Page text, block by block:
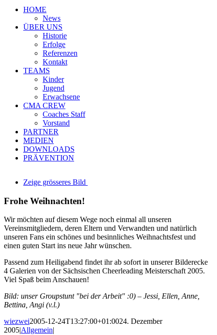
HOME
News
ÜBER UNS
Historie
Erfolge
Referenzen
Kontakt
TEAMS
Kinder
Jugend
Erwachsene
CMA CREW
Coaches Staff
Vorstand
PARTNER
MEDIEN
DOWNLOADS
PRÄVENTION
Zeige grösseres Bild
Frohe Weihnachten!
Wir möchten auf diesem Wege noch einmal all unseren
Vereinsmitgliedern, deren Eltern und Verwandten und natürlich
unseren Fans ein schönes und besinnliches Weihnachtsfest und
einen guten Start ins neue Jahr wünschen.
Passend zum Heiligabend findet ihr ab sofort in unserer Bilderecke
4 Galerien von der Sächsischen Cheerleading Meisterschaft 2005.
Viel Spaß beim Anschauen!
Bild: unser Groupstunt "bei der Arbeit" :0) – Jessi, Ellen, Anne,
Bettina, Angi (v.l.)
wiezwei2005-12-24T13:27:00+01:0024. Dezember
2005|Allgemein|